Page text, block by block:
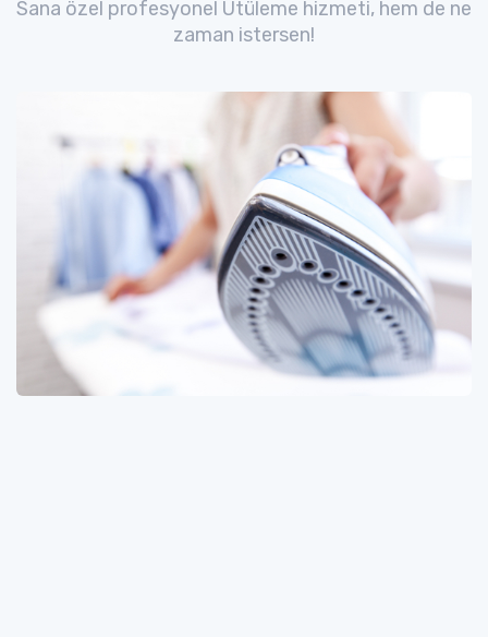
Sana özel profesyonel Ütüleme hizmeti, hem de ne
zaman istersen!